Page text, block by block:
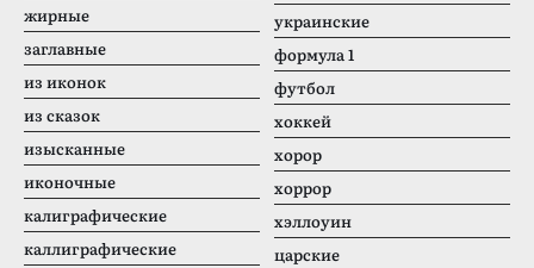
жирные
заглавные
из иконок
из сказок
изысканные
иконочные
калиграфические
каллиграфические
украинские
формула 1
футбол
хоккей
хорор
хоррор
хэллоуин
царские